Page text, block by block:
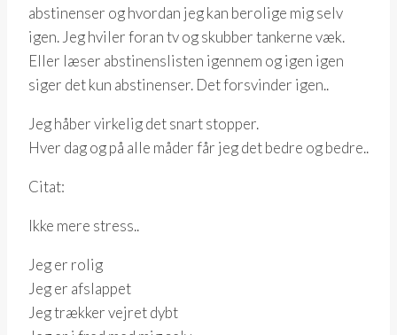
abstinenser og hvordan jeg kan berolige mig selv
igen. Jeg hviler foran tv og skubber tankerne væk.
Eller læser abstinenslisten igennem og igen igen
siger det kun abstinenser. Det forsvinder igen..
Jeg håber virkelig det snart stopper.
Hver dag og på alle måder får jeg det bedre og bedre..
Citat:
Ikke mere stress..
Jeg er rolig
Jeg er afslappet
Jeg trækker vejret dybt